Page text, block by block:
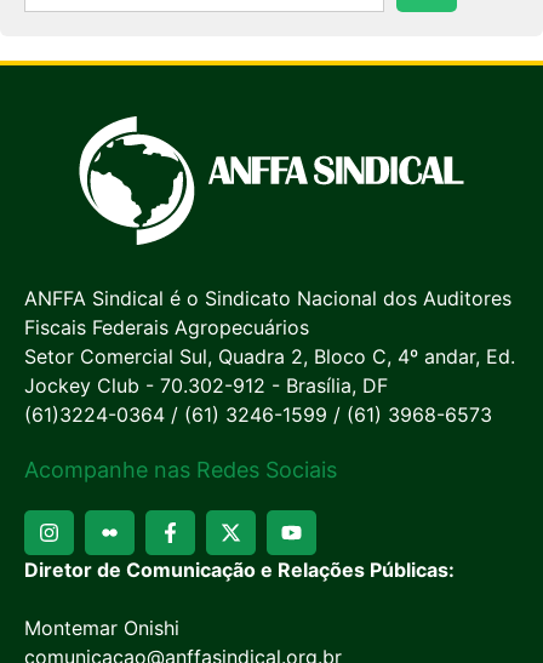
ANFFA Sindical é o Sindicato Nacional dos Auditores
Fiscais Federais Agropecuários
Setor Comercial Sul, Quadra 2, Bloco C, 4º andar, Ed.
Jockey Club - 70.302-912 - Brasília, DF
(61)3224-0364 / (61) 3246-1599 / (61) 3968-6573
Acompanhe nas Redes Sociais
Diretor de Comunicação e Relações Públicas:
Montemar Onishi
comunicacao@anffasindical.org.br